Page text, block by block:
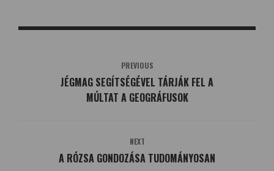
PREVIOUS
JÉGMAG SEGÍTSÉGÉVEL TÁRJÁK FEL A
MÚLTAT A GEOGRÁFUSOK
NEXT
A RÓZSA GONDOZÁSA TUDOMÁNYOSAN